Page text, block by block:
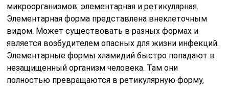
микроорганизмов: элементарная и ретикулярная.
Элементарная форма представлена внеклеточным
видом. Может существовать в разных формах и
является возбудителем опасных для жизни инфекций.
Элементарные формы хламидий быстро попадают в
незащищенный организм человека. Там они
полностью превращаются в ретикулярную форму,